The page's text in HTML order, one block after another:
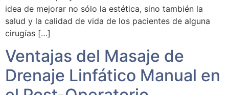
idea de mejorar no sólo la estética, sino también la
salud y la calidad de vida de los pacientes de alguna
cirugías […]
Ventajas del Masaje de
Drenaje Linfático Manual en